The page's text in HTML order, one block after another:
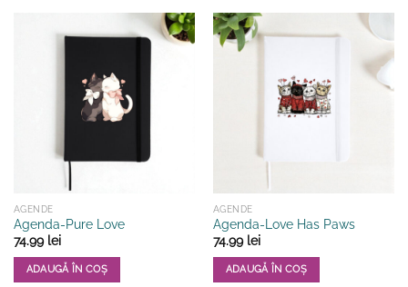
AGENDE
Agenda-Pure Love
74.99 lei
ADAUGĂ ÎN COȘ
AGENDE
Agenda-Love Has Paws
74.99 lei
ADAUGĂ ÎN COȘ